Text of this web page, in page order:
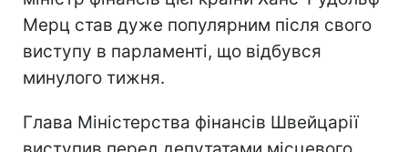
Мерц став дуже популярним після свого
виступу в парламенті, що відбувся
минулого тижня.
Глава Міністерства фінансів Швейцарії